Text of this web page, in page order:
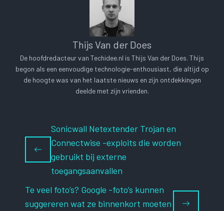
Thijs Van der Does
De hoofdredacteur van Techidee.nl is Thijs Van der Does. Thijs
begon als een eenvoudige technologie-enthousiast, die altijd op
de hoogte was van het laatste nieuws en zijn ontdekkingen
deelde met zijn vrienden.
Sonicwall Netextender Trojan en
Connectwise -exploits die worden
gebruikt bij externe
toegangsaanvallen
Te veel foto’s? Google -foto’s kunnen
suggereren wat ze binnenkort moeten